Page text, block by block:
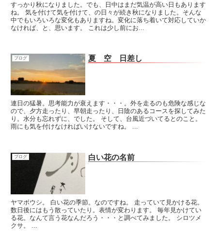
すっかり秋になりました。でも、日中はまだ気温が高い日もあります
ね。 気を付けて気を付けて、の日々が続き秋になりました。そんな
中でもいろいろな変化もありますね。変化に落ち着いて対応していか
なければ、と、思います。 これは少し前にお...
ブログ 夏 空 日差し
連日の猛暑。思考能力が衰えます・・・。外を走るのも危険な感じな
ので、夕方走ったり、早朝走ったり、日陰のあるコースを探してみた
り。水分も忘れずに、でした。 そして、台風近づいてるとのこと。
雨にも気を付けなければいけないですね。 ...
ブログ 白い花の名前
ヤマボウシ。 白い花の季節。なのですね。 走っていて見かける花。
数日後にはもう散っていたり。表情が変わります。 毎年見かけてい
る花。なんて言う花なんだろう・・・と調べてみました。 シロツメ
クサ。 ...